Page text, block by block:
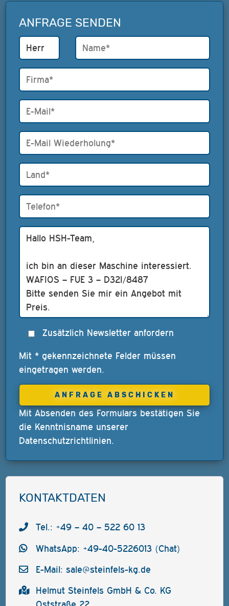
ANFRAGE SENDEN
Zusätzlich Newsletter anfordern
Mit * gekennzeichnete Felder müssen
eingetragen werden.
Mit Absenden des Formulars bestätigen Sie
die Kenntnisname unserer
Datenschutzrichtlinien.
KONTAKTDATEN
Tel.: +49 – 40 – 522 60 13
WhatsApp: +49-40-5226013 (Chat)
E-Mail: sale@steinfels-kg.de
Helmut Steinfels GmbH & Co. KG